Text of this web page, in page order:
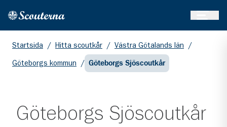
Hem
Startsida / Hitta scoutkår / Västra Götalands län /
Göteborgs kommun / Göteborgs Sjöscoutkår
Göteborgs Sjöscoutkår